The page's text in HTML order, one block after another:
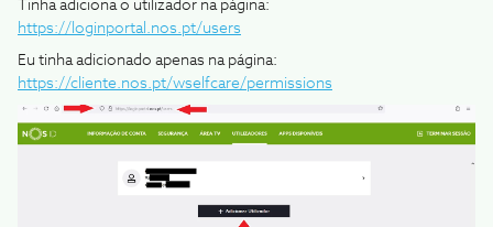
Tinha adiciona o utilizador na página:
https://loginportal.nos.pt/users
Eu tinha adicionado apenas na página:
https://cliente.nos.pt/wselfcare/permissions